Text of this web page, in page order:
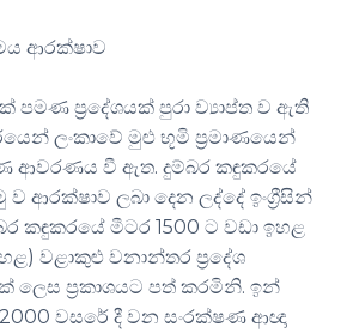
ආරක්ෂාව
පමණ ප්‍රදේශයක් පුරා ව්‍යාප්ත ව ඇති
ලංකාවේ මුළු භූමි ප්‍රමාණයෙන්
ආවරණය වී ඇත. දුම්බර කඳුකරයේ
ආරක්ෂාව ලබා දෙන ලද්දේ ඉංග්‍රීසින්
කඳුකරයේ මීටර 1500 ට වඩා ඉහළ
වළාකුළු වනාන්තර ප්‍රදේශ
ප්‍රකාශයට පත් කරමිනි. ඉන්
වසරේ දී වන සංරක්ෂණ ආඥා